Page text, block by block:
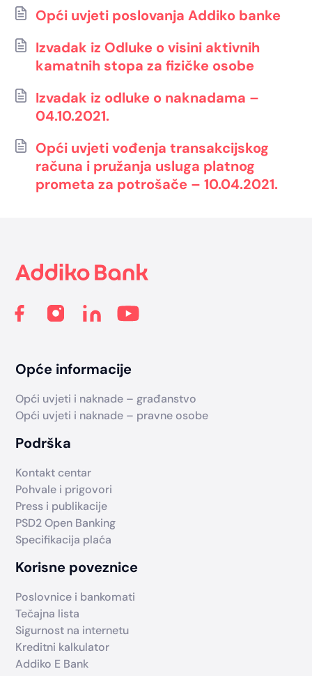
Opći uvjeti poslovanja Addiko banke
Izvadak iz Odluke o visini aktivnih
kamatnih stopa za fizičke osobe
Izvadak iz odluke o naknadama –
04.10.2021.
Opći uvjeti vođenja transakcijskog
računa i pružanja usluga platnog
prometa za potrošače – 10.04.2021.
Opće informacije
Opći uvjeti i naknade – građanstvo
Opći uvjeti i naknade – pravne osobe
Podrška
Kontakt centar
Pohvale i prigovori
Press i publikacije
PSD2 Open Banking
Specifikacija plaća
Korisne poveznice
Poslovnice i bankomati
Tečajna lista
Sigurnost na internetu
Kreditni kalkulator
Addiko E Bank